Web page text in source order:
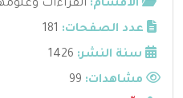
الأقسام: القراءات
عدد الصفحات: 181
سنة النشر: 1426
مشاهدات: